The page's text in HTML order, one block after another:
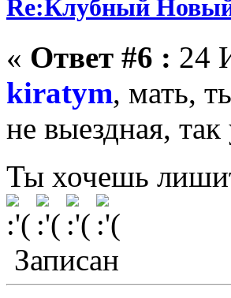
Re:Клубный Новый
« Ответ #6 : 24
kiratym, мать,
не выездная,
Ты хочешь
Записан